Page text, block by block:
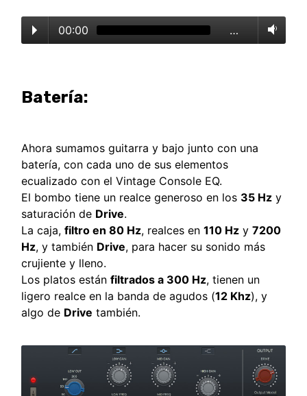
00:00 …
Batería:
Ahora sumamos guitarra y bajo junto con una
batería, con cada uno de sus elementos
ecualizado con el Vintage Console EQ.
El bombo tiene un realce generoso en los 35 Hz y
saturación de Drive.
La caja,filtro en 80 Hz, realces en110 Hz y7200
Hz, y también Drive, para hacer su sonido más
crujiente y lleno.
Los platos estánfiltrados a 300 Hz, tienen un
ligero realce en la banda de agudos (12 Khz), y
algo de Drive también.